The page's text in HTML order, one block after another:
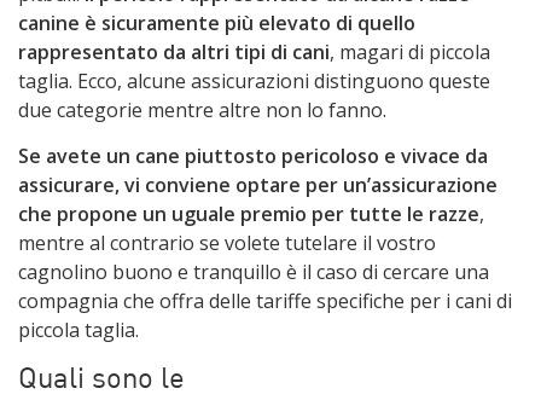
canine è sicuramente più elevato di quello
rappresentato da altri tipi di cani, magari di piccola
taglia. Ecco, alcune assicurazioni distinguono queste
due categorie mentre altre non lo fanno.
Se avete un cane piuttosto pericoloso e vivace da
assicurare, vi conviene optare per un’assicurazione
che propone un uguale premio per tutte le razze,
mentre al contrario se volete tutelare il vostro
cagnolino buono e tranquillo è il caso di cercare una
compagnia che offra delle tariffe specifiche per i cani di
piccola taglia.
Quali sono le